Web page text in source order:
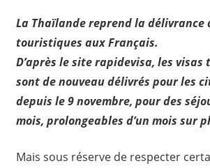
La Thaïlande reprend la délivrance
touristiques aux Français.
D’après le site rapidevisa, les
sont de nouveau délivrés pour les
depuis le 9 novembre, pour des
mois, prolongeables d’un mois sur
Mais sous réserve de respecter